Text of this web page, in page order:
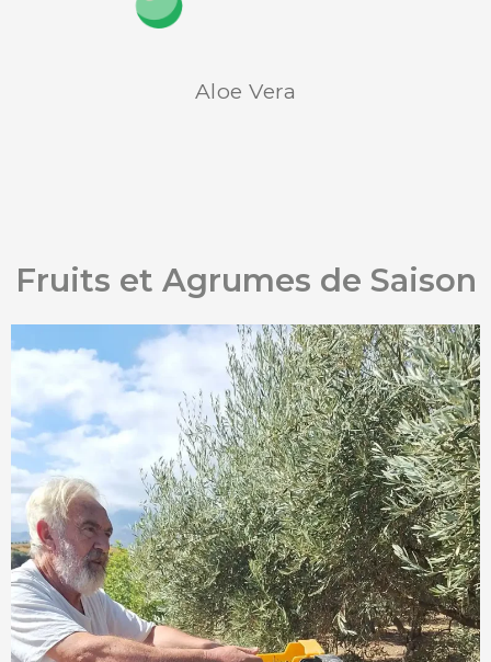
Aloe Vera
Fruits et Agrumes de Saison